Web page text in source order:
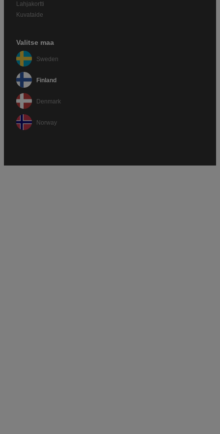
Lahjakortti
Kuvataide
Valitse maa
Sweden
Finland
Denmark
Norway